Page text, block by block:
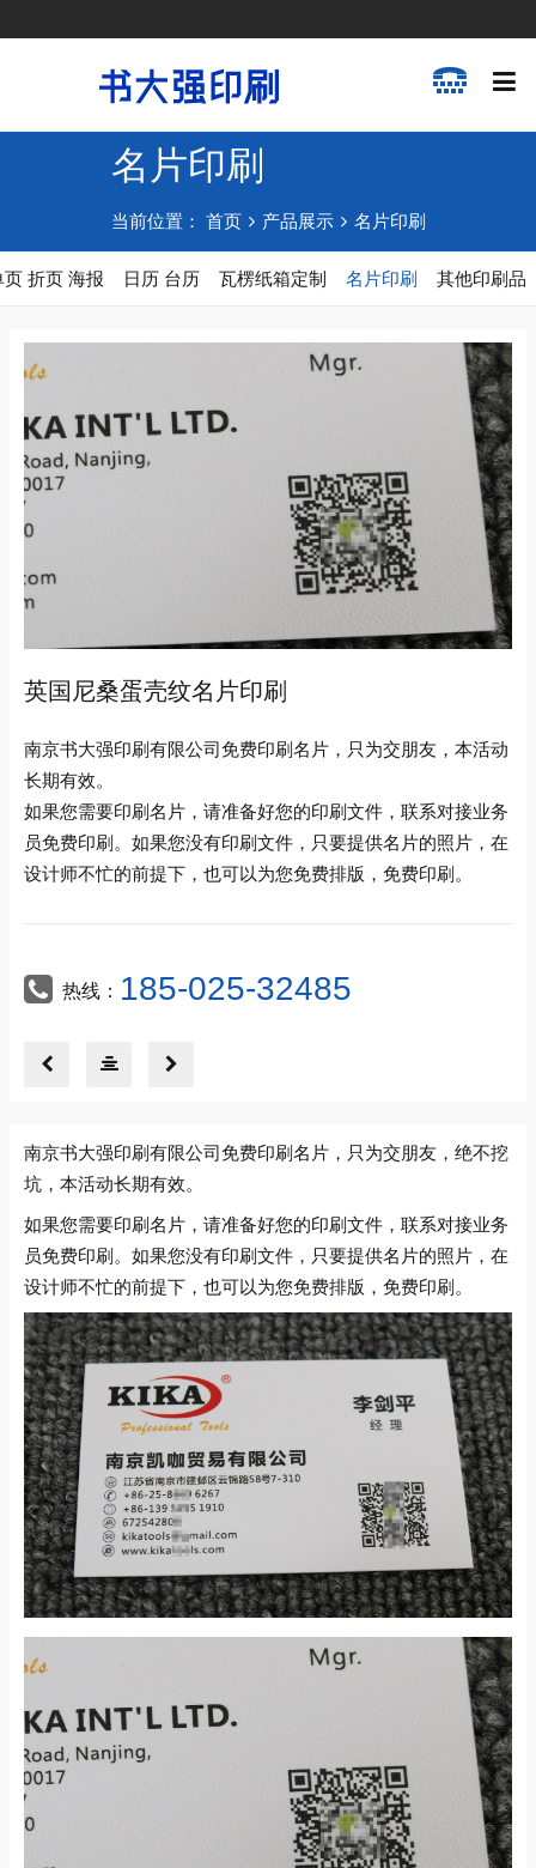
名片印刷
当前位置： 首页 产品展示 名片印刷
页 折页 海报 日历 台历 瓦楞纸箱定制 名片印刷 其他印刷品
英国尼桑蛋壳纹名片印刷
南京书大强印刷有限公司免费印刷名片，只为交朋友，本活动
长期有效。
如果您需要印刷名片，请准备好您的印刷文件，联系对接业务
员免费印刷。如果您没有印刷文件，只要提供名片的照片，在
设计师不忙的前提下，也可以为您免费排版，免费印刷。
热线： 185-025-32485
南京书大强印刷有限公司免费印刷名片，只为交朋友，绝不挖
坑，本活动长期有效。
如果您需要印刷名片，请准备好您的印刷文件，联系对接业务
员免费印刷。如果您没有印刷文件，只要提供名片的照片，在
设计师不忙的前提下，也可以为您免费排版，免费印刷。